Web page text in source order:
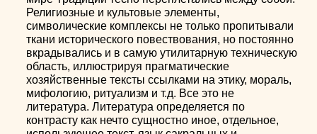
Религиозные и культовые элементы,
символические комплексы не только пропитывали
ткани исторического повествования, но постоянно
вкрадывались и в самую утилитарную техническую
область, иллюстрируя прагматические
хозяйственные тексты ссылками на этику, мораль,
мифологию, ритуализм и т.д. Все это не
литература. Литература определяется по
контрасту как нечто сущностно иное, отдельное,